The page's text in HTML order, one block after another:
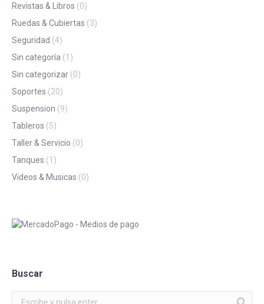
Revistas & Libros (0)
Ruedas & Cubiertas (3)
Seguridad (4)
Sin categoría (1)
Sin categorizar (0)
Soportes (20)
Suspension (9)
Tableros (5)
Taller & Servicio (0)
Tanques (1)
Videos & Musicas (0)
Buscar
Buscar: